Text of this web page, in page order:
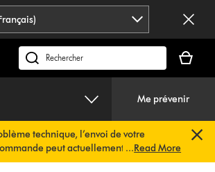
Rechercher
des
panier
est
Me prévenir
technique, l’envoi de votre
peut actuellement être
déjà à une solution rapide.Vous
...Read More